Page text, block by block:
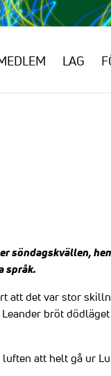
LAG
söndagskvällen,
språk.
att det var stor
bröt
att helt gå ur